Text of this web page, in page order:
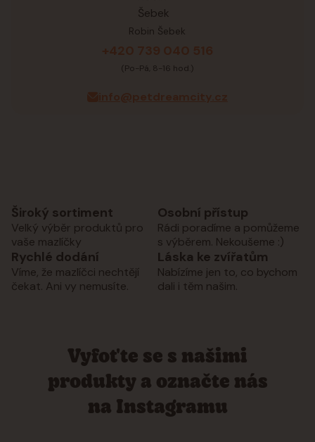
Robin Šebek
+420 739 040 516
(Po-Pá, 8-16 hod.)
info@petdreamcity.cz
Široký sortiment
Velký výběr produktů pro
vaše mazlíčky
Osobní přístup
Rádi poradíme a pomůžeme
s výběrem. Nekoušeme :)
Rychlé dodání
Víme, že mazlíčci nechtějí
čekat. Ani vy nemusíte.
Láska ke zvířatům
Nabízíme jen to, co bychom
dali i těm našim.
Vyfoťte se s našimi
produkty a označte nás
na Instagramu